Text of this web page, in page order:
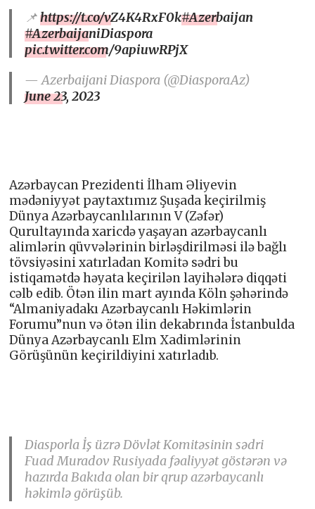
📌https://t.co/vZ4K4RxF0k#Azerbaijan
#AzerbaijaniDiaspora
pic.twitter.com/9apiuwRPjX
— Azerbaijani Diaspora (@DiasporaAz)
June 23, 2023
Azərbaycan Prezidenti İlham Əliyevin
mədəniyyət paytaxtımız Şuşada keçirilmiş
Dünya Azərbaycanlılarının V (Zəfər)
Qurultayında xaricdə yaşayan azərbaycanlı
alimlərin qüvvələrinin birləşdirilməsi ilə bağlı
tövsiyəsini xatırladan Komitə sədri bu
istiqamətdə həyata keçirilən layihələrə diqqəti
cəlb edib. Ötən ilin mart ayında Köln şəhərində
“Almaniyadakı Azərbaycanlı Həkimlərin
Forumu”nun və ötən ilin dekabrında İstanbulda
Dünya Azərbaycanlı Elm Xadimlərinin
Görüşünün keçirildiyini xatırladıb.
Diasporla İş üzrə Dövlət Komitəsinin sədri
Fuad Muradov Rusiyada fəaliyyət göstərən və
hazırda Bakıda olan bir qrup azərbaycanlı
həkimlə görüşüb.